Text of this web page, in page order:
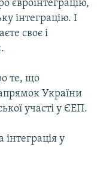
євроінтеграцію,
інтеграцію. І
своє і
те, що
України
участі у ЄЕП.
у